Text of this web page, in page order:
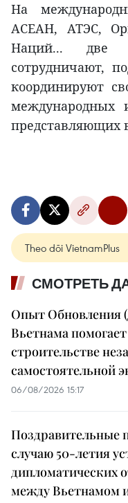
На
АСЕАН, АТЭС,
Наций... две
сотрудничают,
координируют
международных
представляющих
Theo dõi VietnamPlus
СМОТРЕТЬ
Опыт Обновления
Вьетнама
строительстве
самостоятельной
06/08/2026 15:17
Поздравительные
случаю 50-летия
дипломатических
между Вьетнамом